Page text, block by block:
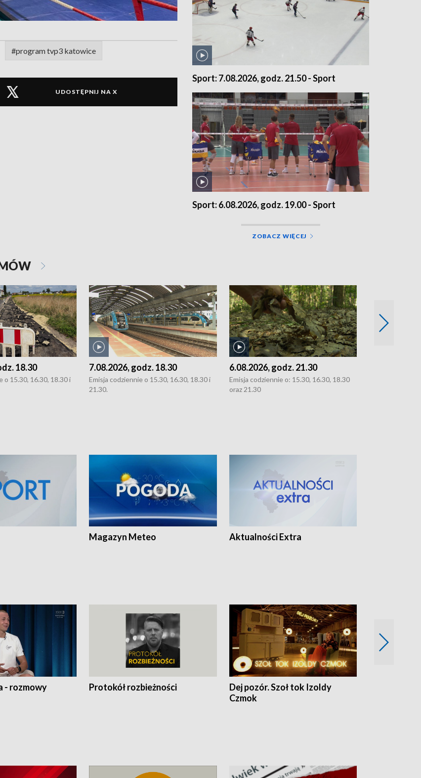
#program tvp3 katowice
UDOSTĘPNIJ NA X
Sport: 7.08.2026, godz. 21.50 - Sport
Sport: 6.08.2026, godz. 19.00 - Sport
ZOBACZ WIĘCEJ
18.30
o 15.30, 16.30, 18.30 i
7.08.2026, godz. 18.30
Emisja codziennie o 15.30, 16.30, 18.30 i
21.30.
6.08.2026, godz. 21.30
Emisja codziennie o: 15.30, 16.30, 18.30
oraz 21.30
Magazyn Meteo Aktualności Extra
- rozmowy Protokół rozbieżności
Dej pozór. Szoł tok Izoldy
Czmok